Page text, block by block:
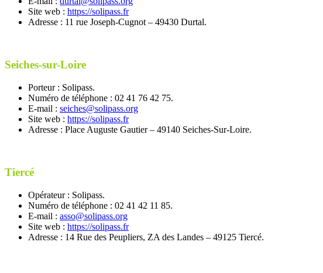
Site web : https://solipass.fr
Adresse : 11 rue Joseph-Cugnot – 49430 Durtal.
Seiches-sur-Loire
Porteur : Solipass.
Numéro de téléphone : 02 41 76 42 75.
E-mail : seiches@solipass.org
Site web : https://solipass.fr
Adresse : Place Auguste Gautier – 49140 Seiches-Sur-Loire.
Tiercé
Opérateur : Solipass.
Numéro de téléphone : 02 41 42 11 85.
E-mail : asso@solipass.org
Site web : https://solipass.fr
Adresse : 14 Rue des Peupliers, ZA des Landes – 49125 Tiercé.